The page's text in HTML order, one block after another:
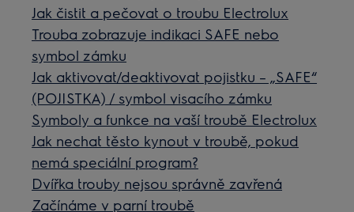
Jak čistit a pečovat o troubu Electrolux
Trouba zobrazuje indikaci SAFE nebo
symbol zámku
Jak aktivovat/deaktivovat pojistku – „SAFE“
(POJISTKA) / symbol visacího zámku
Symboly a funkce na vaší troubě Electrolux
Jak nechat těsto kynout v troubě, pokud
nemá speciální program?
Dvířka trouby nejsou správně zavřená
Začínáme v parní troubě